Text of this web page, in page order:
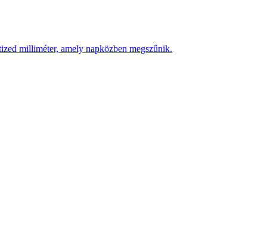
milliméter, amely napközben megszűnik.